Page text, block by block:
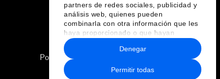
partners de redes sociales, publicidad y
análisis web, quienes pueden
combinarla con otra información que les
haya proporcionado o que hayan
recopilado a partir del uso que haya
hecho de sus servicios.
Permitir todas
Denegar
Política de privacidad y normas de uso
Sitemap